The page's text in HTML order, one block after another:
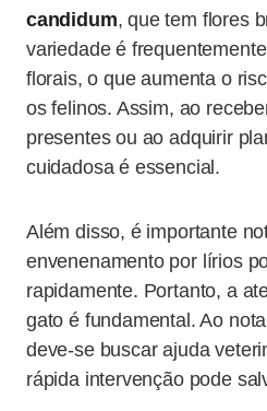
candidum, que tem flores
variedade é
florais, o que aumenta o
os felinos. Assim, ao
presentes ou ao adquirir
cuidadosa é essencial.
Além disso, é importante
envenenamento por lírios
rapidamente. Portanto, a
gato é fundamental. Ao
deve-se buscar ajuda
rápida intervenção pode